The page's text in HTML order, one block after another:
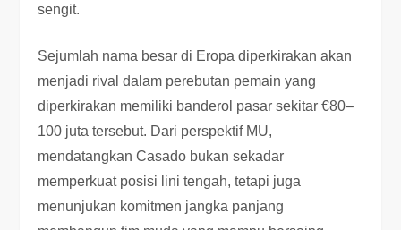
sengit.
Sejumlah nama besar di Eropa diperkirakan akan
menjadi rival dalam perebutan pemain yang
diperkirakan memiliki banderol pasar sekitar €80–
100 juta tersebut. Dari perspektif MU,
mendatangkan Casado bukan sekadar
memperkuat posisi lini tengah, tetapi juga
menunjukan komitmen jangka panjang